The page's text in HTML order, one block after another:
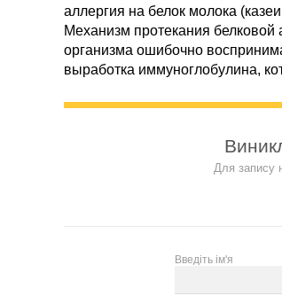
аллергия на белок молока
Механизм протекания
организма ошибочно
выработка иммуноглобулина,
Для запису
Введіть ім'я